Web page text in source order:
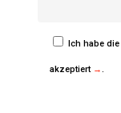
Ich habe die
akzeptiert →.